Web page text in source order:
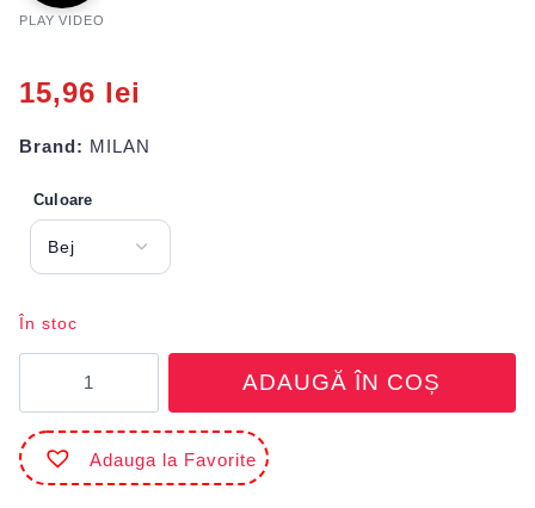
PLAY VIDEO
15,96 lei
Brand: MILAN
Culoare
În stoc
A4
48
file
matematică
ADAUGĂ ÎN COȘ
Adauga la Favorite